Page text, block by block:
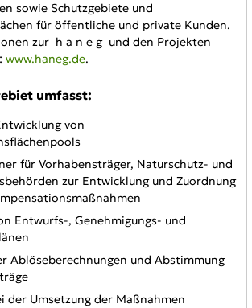
sowie Schutzgebiete und
für öffentliche und private Kunden.
zur h a n e g und den Projekten
www.haneg.de.
umfasst:
von
für Vorhabensträger, Naturschutz- und
zur Entwicklung und Zuordnung
Entwurfs-, Genehmigungs- und
Ablöseberechnungen und Abstimmung
der Umsetzung der Maßnahmen